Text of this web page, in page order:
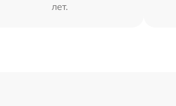
лет.